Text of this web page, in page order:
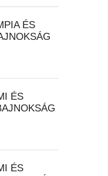
ÉS
ÉS
ÉS